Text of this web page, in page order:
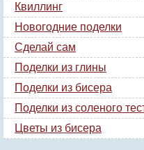
Квиллинг
Новогодние поделки
Сделай сам
Поделки из глины
Поделки из бисера
Поделки из соленого
Цветы из бисера